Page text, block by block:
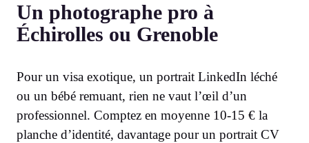
Un photographe pro à
Échirolles ou Grenoble
Pour un visa exotique, un portrait LinkedIn léché
ou un bébé remuant, rien ne vaut l’œil d’un
professionnel. Comptez en moyenne 10-15 € la
planche d’identité, davantage pour un portrait CV